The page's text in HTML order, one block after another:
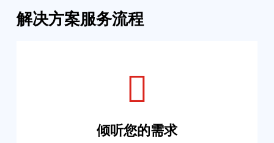
解决方案服务流程
倾听您的需求